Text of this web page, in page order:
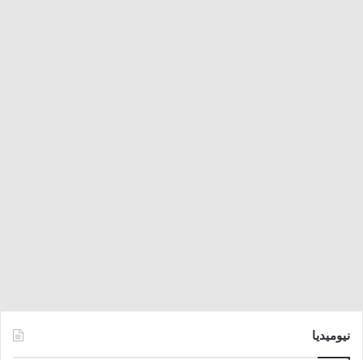
نيوميديا